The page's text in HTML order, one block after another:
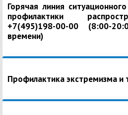
Горячая линия
профилактики
+7(495)198-00-00 (8:00-
времени)
Профилактика экстремизма и